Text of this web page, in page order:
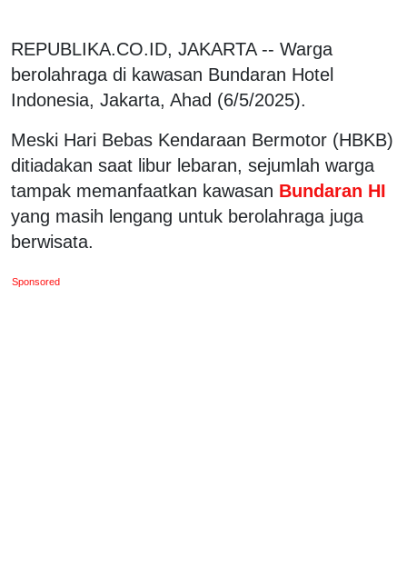
REPUBLIKA.CO.ID, JAKARTA -- Warga
berolahraga di kawasan Bundaran Hotel
Indonesia, Jakarta, Ahad (6/5/2025).
Meski Hari Bebas Kendaraan Bermotor (HBKB)
ditiadakan saat libur lebaran, sejumlah warga
tampak memanfaatkan kawasan Bundaran HI
yang masih lengang untuk berolahraga juga
berwisata.
Sponsored